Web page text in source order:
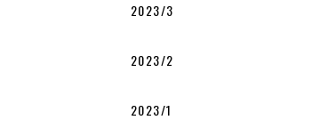
2023/3
2023/2
2023/1